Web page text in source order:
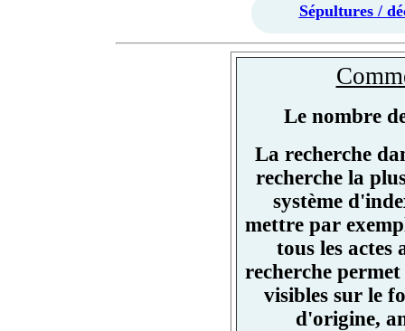
Sépultures /
Le nombre
La recherche
recherche la
système
mettre par
tous les
recherche
visibles sur le
d'origine,